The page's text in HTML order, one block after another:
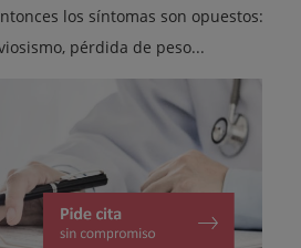
los síntomas son opuestos:
pérdida de peso...